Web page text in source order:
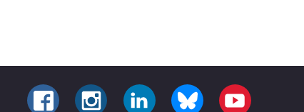
FACEBOOKINSTAGRAMLINKEDIN BLUESKY YOUTUBE